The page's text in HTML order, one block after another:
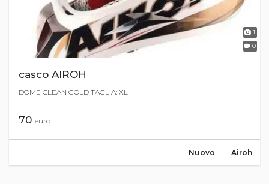
1
0
casco AIROH
DOME CLEAN GOLD TAGLIA: XL
70 euro
Airoh
Nuovo